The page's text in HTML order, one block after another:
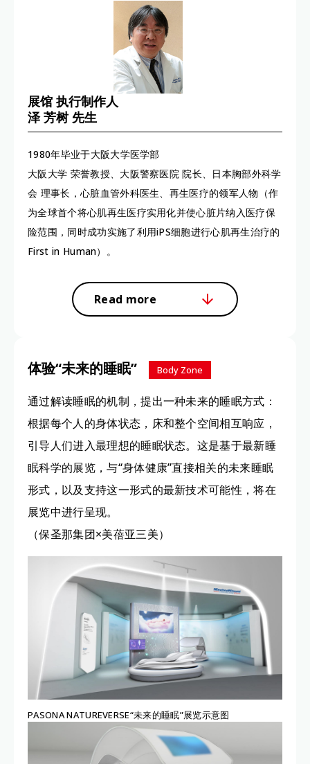
展馆 执行制作人
泽 芳树 先生
1980年毕业于大阪大学医学部
大阪大学 荣誉教授、大阪警察医院 院长、日本胸部外科学
会 理事长，心脏血管外科医生、再生医疗的领军人物（作
为全球首个将心肌再生医疗实用化并使心脏片纳入医疗保
险范围，同时成功实施了利用iPS细胞进行心肌再生治疗的
First in Human）。
Read more
体验“未来的睡眠” Body Zone
通过解读睡眠的机制，提出一种未来的睡眠方式：
根据每个人的身体状态，床和整个空间相互响应，
引导人们进入最理想的睡眠状态。这是基于最新睡
眠科学的展览，与“身体健康”直接相关的未来睡眠
形式，以及支持这一形式的最新技术可能性，将在
展览中进行呈现。
（保圣那集团×美蓓亚三美）
PASONA NATUREVERSE“未来的睡眠”展览示意图